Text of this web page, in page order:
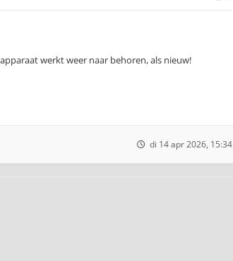
werkt weer naar behoren, als nieuw!
di 14 apr 2026, 15:34